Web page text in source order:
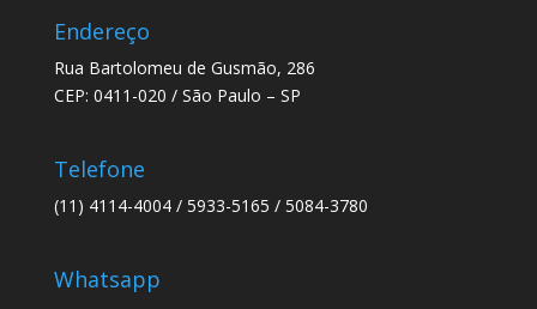
Endereço
Rua Bartolomeu de Gusmão, 286
CEP: 0411-020 / São Paulo – SP
Telefone
(11) 4114-4004 / 5933-5165 / 5084-3780
Whatsapp